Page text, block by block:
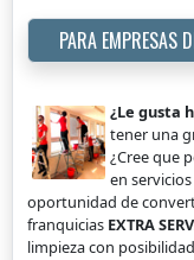
PARA EMPRESAS
¿Le gusta
tener una
¿Cree que
en
oportunidad de
franquicias EXTRA
limpieza con